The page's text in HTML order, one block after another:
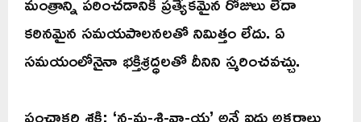
కఠినమైన సమయపాలనలతో నిమిత్తం లేదు. ఏ
సమయంలోనైనా భక్తిశ్రద్ధలతో దీనిని స్మరించవచ్చు.